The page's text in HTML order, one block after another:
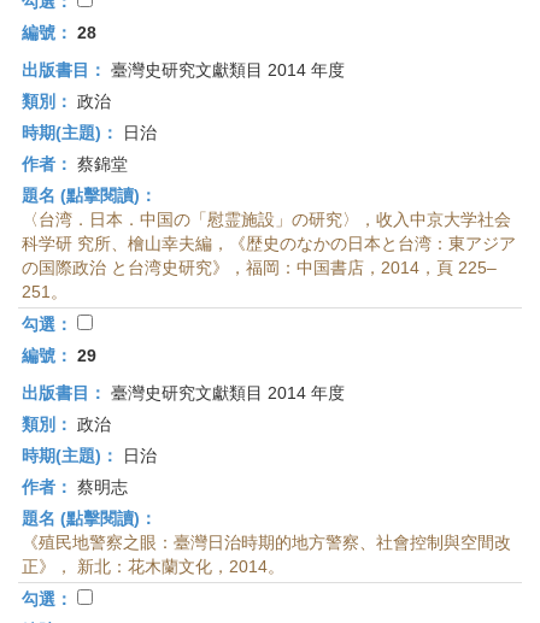
編號： 28
出版書目： 臺灣史研究文獻類目 2014 年度
類別： 政治
時期(主題)：
日治
作者： 蔡錦堂
題名 (點擊閱讀)：
〈台湾．日本．中国の「慰霊施設」の研究〉，收入中京大学社会
科学研 究所、檜山幸夫編，《歴史のなかの日本と台湾：東アジア
の国際政治 と台湾史研究》，福岡：中国書店，2014，頁 225–
251。
勾選：
編號： 29
出版書目： 臺灣史研究文獻類目 2014 年度
類別： 政治
時期(主題)：
日治
作者： 蔡明志
題名 (點擊閱讀)：
《殖民地警察之眼：臺灣日治時期的地方警察、社會控制與空間改
正》， 新北：花木蘭文化，2014。
勾選：